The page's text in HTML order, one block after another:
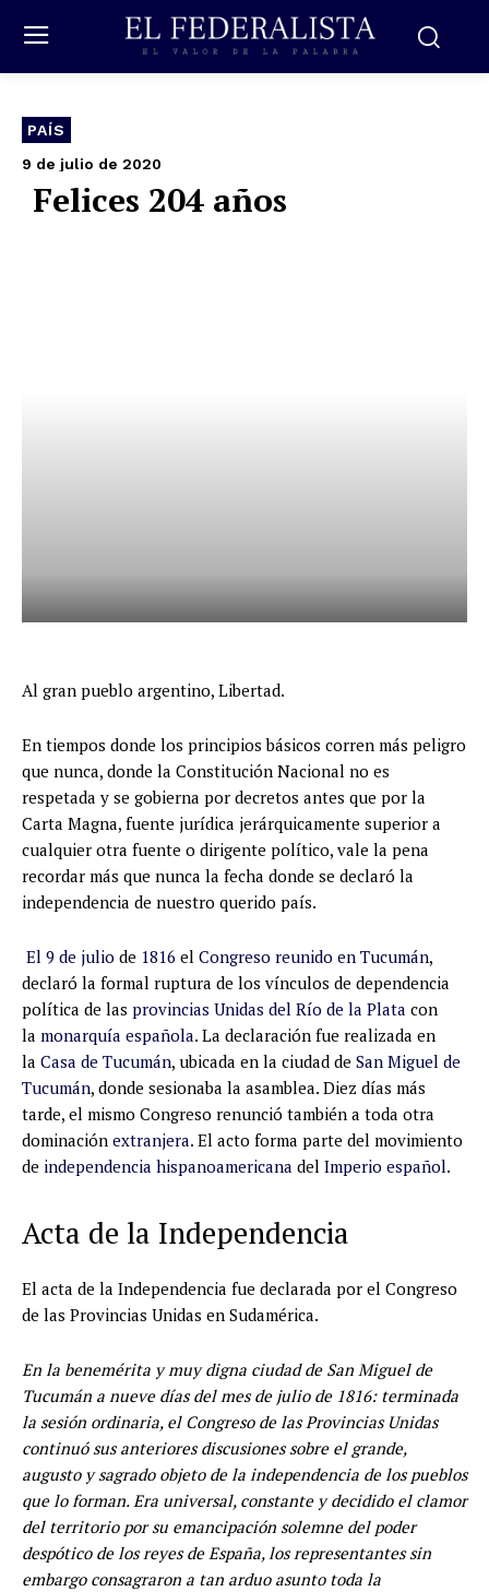
PAÍS
9 de julio de 2020
Felices 204 años
Al gran pueblo argentino, Libertad.
En tiempos donde los principios básicos corren más peligro
que nunca, donde la Constitución Nacional no es
respetada y se gobierna por decretos antes que por la
Carta Magna, fuente jurídica jerárquicamente superior a
cualquier otra fuente o dirigente político, vale la pena
recordar más que nunca la fecha donde se declaró la
independencia de nuestro querido país.
El 9 de julio de 1816 el Congreso reunido en Tucumán,
declaró la formal ruptura de los vínculos de dependencia
política de las provincias Unidas del Río de la Plata con
la monarquía española. La declaración fue realizada en
la Casa de Tucumán, ubicada en la ciudad de San Miguel de
Tucumán, donde sesionaba la asamblea. Diez días más
tarde, el mismo Congreso renunció también a toda otra
dominación extranjera. El acto forma parte del movimiento
de independencia hispanoamericana del Imperio español.
Acta de la Independencia
El acta de la Independencia fue declarada por el Congreso
de las Provincias Unidas en Sudamérica.
En la benemérita y muy digna ciudad de San Miguel de
Tucumán a nueve días del mes de julio de 1816: terminada
la sesión ordinaria, el Congreso de las Provincias Unidas
continuó sus anteriores discusiones sobre el grande,
augusto y sagrado objeto de la independencia de los pueblos
que lo forman. Era universal, constante y decidido el clamor
del territorio por su emancipación solemne del poder
despótico de los reyes de España, los representantes sin
embargo consagraron a tan arduo asunto toda la